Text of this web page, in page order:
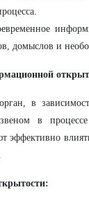
домыслов и
в
в
эффективно